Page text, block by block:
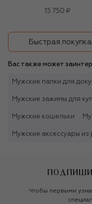
15 750 ₽
Быстрая покупка
Вас также может
Мужские папки для
Мужские зажимы для
Мужские кошельки
Мужские аксессуары из
Чтобы первыми